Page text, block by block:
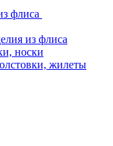
флиса
из флиса
носки
жилеты